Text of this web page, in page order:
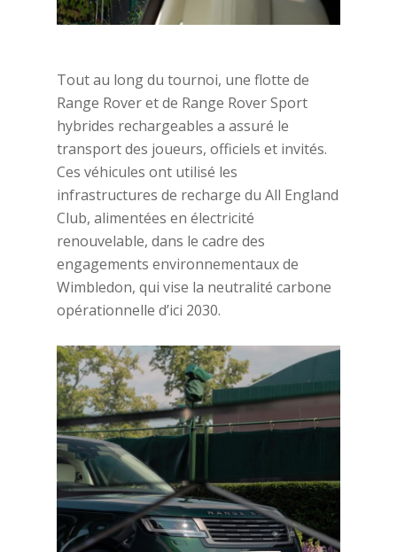
Tout au long du tournoi, une flotte de
Range Rover et de Range Rover Sport
hybrides rechargeables a assuré le
transport des joueurs, officiels et invités.
Ces véhicules ont utilisé les
infrastructures de recharge du All England
Club, alimentées en électricité
renouvelable, dans le cadre des
engagements environnementaux de
Wimbledon, qui vise la neutralité carbone
opérationnelle d’ici 2030.